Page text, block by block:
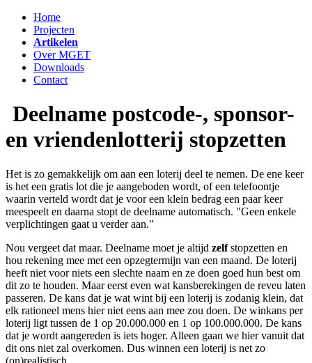
Home
Projecten
Artikelen
Over MGET
Downloads
Contact
Deelname postcode-, sponsor-
en vriendenlotterij stopzetten
Het is zo gemakkelijk om aan een loterij deel te nemen. De ene keer
is het een gratis lot die je aangeboden wordt, of een telefoontje
waarin verteld wordt dat je voor een klein bedrag een paar keer
meespeelt en daarna stopt de deelname automatisch. "Geen enkele
verplichtingen gaat u verder aan."
Nou vergeet dat maar. Deelname moet je altijd zelfstopzetten en
hou rekening mee met een opzegtermijn van een maand. De loterij
heeft niet voor niets een slechte naam en ze doen goed hun best om
dit zo te houden. Maar eerst even wat kansberekingen de reveu laten
passeren. De kans dat je wat wint bij een loterij is zodanig klein, dat
elk rationeel mens hier niet eens aan mee zou doen. De winkans per
loterij ligt tussen de 1 op 20.000.000 en 1 op 100.000.000. De kans
dat je wordt aangereden is iets hoger. Alleen gaan we hier vanuit dat
dit ons niet zal overkomen. Dus winnen een loterij is net zo
(on)realistisch.